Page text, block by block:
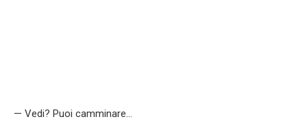
— Vedi? Puoi camminare…